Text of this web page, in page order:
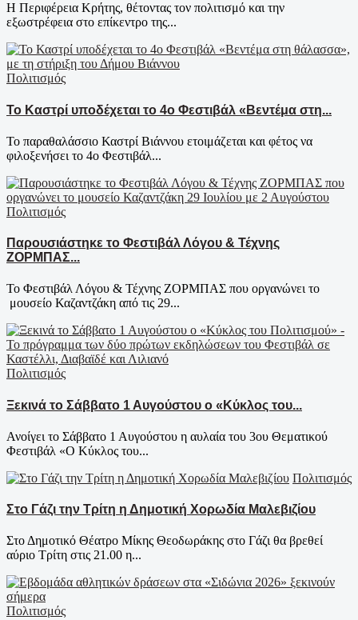
Η Περιφέρεια Κρήτης, θέτοντας τον πολιτισμό και την
εξωστρέφεια στο επίκεντρο της...
Πολιτισμός
Το Καστρί υποδέχεται το 4ο Φεστιβάλ «Βεντέμα στη...
Το παραθαλάσσιο Καστρί Βιάννου ετοιμάζεται και φέτος να
φιλοξενήσει το 4ο Φεστιβάλ...
Πολιτισμός
Παρουσιάστηκε το Φεστιβάλ Λόγου & Τέχνης
ΖΟΡΜΠΑΣ...
To Φεστιβάλ Λόγου & Τέχνης ΖΟΡΜΠΑΣ που οργανώνει το
μουσείο Καζαντζάκη από τις 29...
Πολιτισμός
Ξεκινά το Σάββατο 1 Αυγούστου ο «Κύκλος του...
Ανοίγει το Σάββατο 1 Αυγούστου η αυλαία του 3ου Θεματικού
Φεστιβάλ «Ο Κύκλος του...
Πολιτισμός
Στο Γάζι την Τρίτη η Δημοτική Χορωδία Μαλεβιζίου
Στο Δημοτικό Θέατρο Μίκης Θεοδωράκης στο Γάζι θα βρεθεί
αύριο Τρίτη στις 21.00 η...
Πολιτισμός